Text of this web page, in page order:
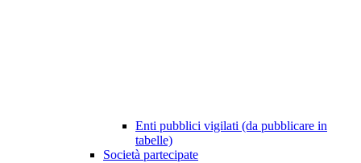
Enti pubblici vigilati (da pubblicare in
tabelle)
Società partecipate